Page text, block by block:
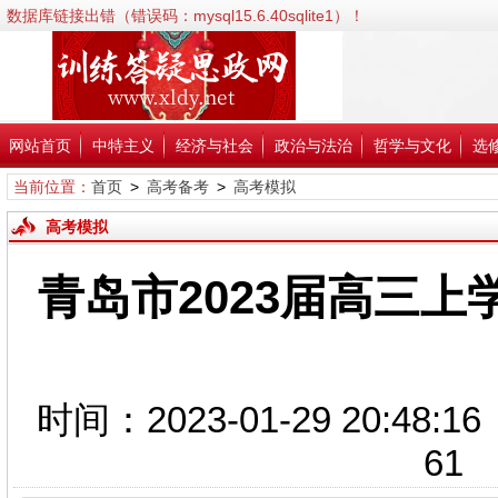
数据库链接出错（错误码：mysql15.6.40sqlite1）！
错误信息:SQLSTATE[HY000] [2002] No such file or directory；
错误代码:2002；
文件:/www/wwwroot/xldy.net/inc/classPdoDb.php；
行号:38；
网站首页 中特主义 经济与社会 政治与法治 哲学与文化 选
当前位置： 首页> 高考备考> 高考模拟
高考模拟
青岛市2023届高三上
时间：2023-01-29
61